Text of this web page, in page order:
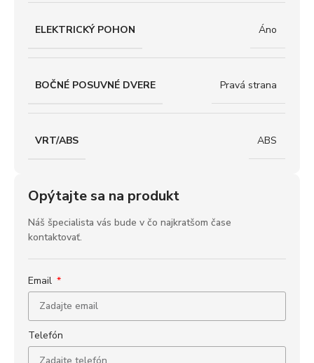
ELEKTRICKÝ POHON Áno
BOČNÉ POSUVNÉ DVERE Pravá strana
VRT/ABS ABS
Opýtajte sa na produkt
Náš špecialista vás bude v čo najkratšom čase
kontaktovať.
Email
Telefón